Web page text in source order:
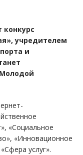
конкурс
учредителем
и
«Социальное
«Инновационное
услуг».